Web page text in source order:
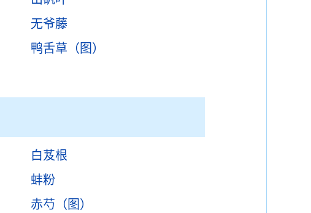
无爷藤
鸭舌草（图）
白芨根
蚌粉
赤芍（图）